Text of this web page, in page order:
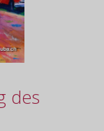
des